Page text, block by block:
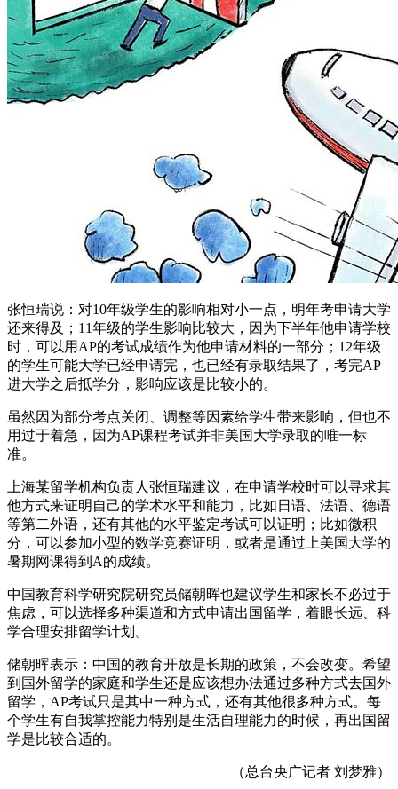
张恒瑞说：对10年级学生的影响相对小一点，明年考申请大学
还来得及；11年级的学生影响比较大，因为下半年他申请学校
时，可以用AP的考试成绩作为他申请材料的一部分；12年级
的学生可能大学已经申请完，也已经有录取结果了，考完AP
进大学之后抵学分，影响应该是比较小的。
虽然因为部分考点关闭、调整等因素给学生带来影响，但也不
用过于着急，因为AP课程考试并非美国大学录取的唯一标
准。
上海某留学机构负责人张恒瑞建议，在申请学校时可以寻求其
他方式来证明自己的学术水平和能力，比如日语、法语、德语
等第二外语，还有其他的水平鉴定考试可以证明；比如微积
分，可以参加小型的数学竞赛证明，或者是通过上美国大学的
暑期网课得到A的成绩。
中国教育科学研究院研究员储朝晖也建议学生和家长不必过于
焦虑，可以选择多种渠道和方式申请出国留学，着眼长远、科
学合理安排留学计划。
储朝晖表示：中国的教育开放是长期的政策，不会改变。希望
到国外留学的家庭和学生还是应该想办法通过多种方式去国外
留学，AP考试只是其中一种方式，还有其他很多种方式。每
个学生有自我掌控能力特别是生活自理能力的时候，再出国留
学是比较合适的。
（总台央广记者 刘梦雅）